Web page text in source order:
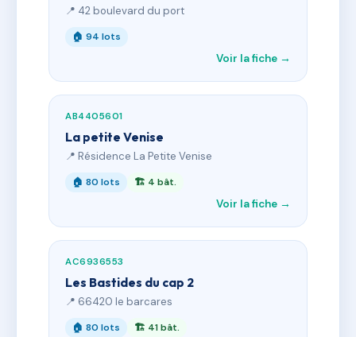
📍 42 boulevard du port
🏠 94 lots
Voir la fiche →
AB4405601
La petite Venise
📍 Résidence La Petite Venise
🏠 80 lots 🏗 4 bât.
Voir la fiche →
AC6936553
Les Bastides du cap 2
📍 66420 le barcares
🏠 80 lots 🏗 41 bât.